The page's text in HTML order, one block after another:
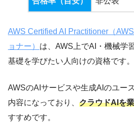
AWS Certified AI Practitioner（
ョナー） は、AWS上でAI・機械学
基礎を学びたい人向けの資格です。
AWSのAIサービスや生成AIのユー
内容になっており、 クラウドAIを
すすめです。